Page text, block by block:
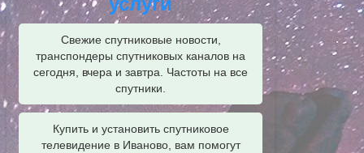
Свежие спутниковые новости,
транспондеры спутниковых каналов на
сегодня, вчера и завтра. Частоты на все
спутники.
Купить и установить спутниковое
телевидение в Иваново, вам помогут